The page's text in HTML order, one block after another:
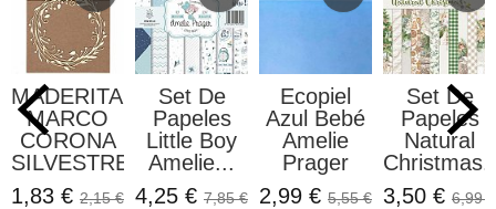
MADERITAS
MARCO
CORONA
SILVESTRE...
1,83 € 2,15 €
Set De
Papeles
Little Boy
Amelie...
4,25 € 7,85 €
Ecopiel
Azul Bebé
Amelie
Prager
2,99 € 5,55 €
Set De
Papeles
Natural
3,50 € 6,99 €